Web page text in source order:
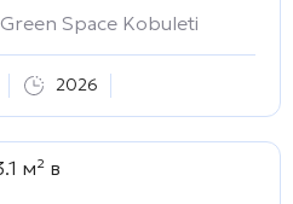
Green Space Kobuleti
2026